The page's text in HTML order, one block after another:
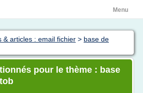
Menu
& articles : email fichier > base de
pour le thème : base